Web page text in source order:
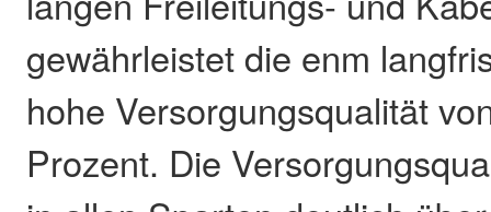
gewährleistet die enm
hohe Versorgungsqualität
Prozent. Die